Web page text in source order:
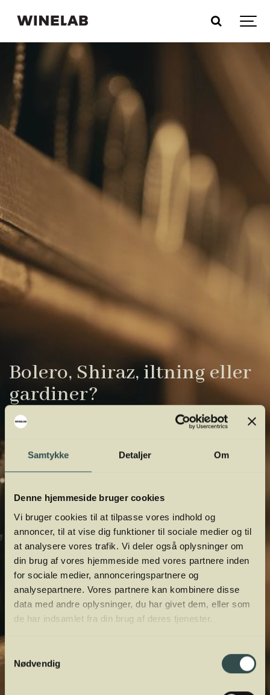
Samtykke Detaljer Om
Denne hjemmeside bruger cookies
Vi bruger cookies til at tilpasse vores indhold og
annoncer, til at vise dig funktioner til sociale medier og til
at analysere vores trafik. Vi deler også oplysninger om
din brug af vores hjemmeside med vores partnere inden
for sociale medier, annonceringspartnere og
analysepartnere. Vores partnere kan kombinere disse
data med andre oplysninger, du har givet dem, eller som
de har indsamlet fra din brug af deres tjenester.
Nødvendig
Bolero, Shiraz, iltning eller
gardiner?
Vinens verden er fuld af komplicerede
vinordbog, så du lettere kan navigere og
orientere dig.